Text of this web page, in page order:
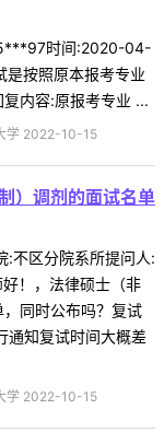
时间:2020-04-
按照原本报考专业
内容:原报考专业 ...
学 2022-10-15
）调剂的面试名单
:不区分院系所提问人:
！，法律硕士（非
同时公布吗？复试
通知复试时间大概差
学 2022-10-15